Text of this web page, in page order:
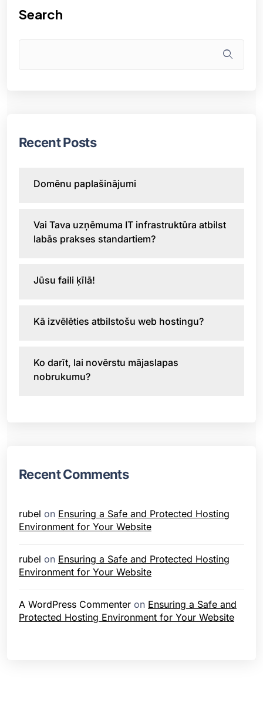
Search
Recent Posts
Domēnu paplašinājumi
Vai Tava uzņēmuma IT infrastruktūra atbilst
labās prakses standartiem?
Jūsu faili ķīlā!
Kā izvēlēties atbilstošu web hostingu?
Ko darīt, lai novērstu mājaslapas
nobrukumu?
Recent Comments
rubel on Ensuring a Safe and Protected Hosting
Environment for Your Website
rubel on Ensuring a Safe and Protected Hosting
Environment for Your Website
A WordPress Commenter on Ensuring a Safe and
Protected Hosting Environment for Your Website